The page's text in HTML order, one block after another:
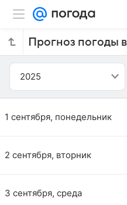
2025
1 сентября, понедельник
2 сентября, вторник
3 сентября, среда